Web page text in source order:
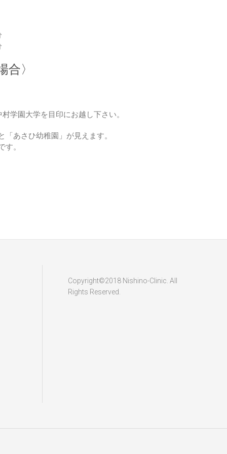
合〉
学園大学を目印にお越し下さい。
あさひ幼稚園」が見えます。
す。
Copyright©2018 Nishino-Clinic. All
Rights Reserved.